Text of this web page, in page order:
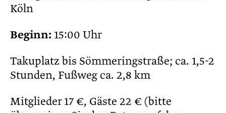
Köln
Beginn: 15:00 Uhr
Takuplatz bis Sömmeringstraße; ca. 1,5-2
Stunden, Fußweg ca. 2,8 km
Mitglieder 17 €, Gäste 22 € (bitte